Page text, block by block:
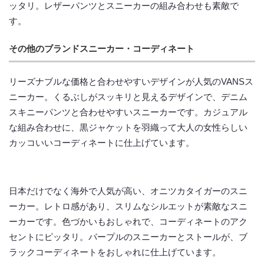
ッタリ。レザーパンツとスニーカーの組み合わせも素敵で
す。
その他のブランドスニーカー・コーディネート
リーズナブルな価格と合わせやすいデザインが人気のVANSス
ニーカー。くるぶしがスッキリと見えるデザインで、デニム
スキニーパンツと合わせやすいスニーカーです。カジュアル
な組み合わせに、黒ジャケットを羽織って大人の女性らしい
カッコいいコーディネートに仕上げています。
日本だけでなく海外で人気が高い、オニツカタイガーのスニ
ーカー。レトロ感があり、スリムなシルエットが素敵なスニ
ーカーです。色づかいもおしゃれで、コーディネートのアク
セントにピッタリ。パープルのスニーカーとストールが、ブ
ラックコーディネートをおしゃれに仕上げています。